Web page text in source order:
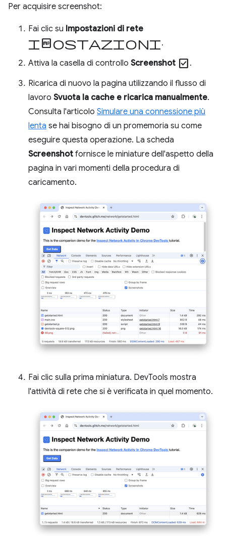
Per acquisire screenshot:
Fai clic su Impostazioni di rete
Impostazioni.
Attiva la casella di controllo Screenshot check_box .
Ricarica di nuovo la pagina utilizzando il flusso di
lavoro Svuota la cache e ricarica manualmente.
Consulta l'articolo Simulare una connessione più
lenta se hai bisogno di un promemoria su come
eseguire questa operazione. La scheda
Screenshot fornisce le miniature dell'aspetto della
pagina in vari momenti della procedura di
caricamento.
Fai clic sulla prima miniatura. DevTools mostra
l'attività di rete che si è verificata in quel momento.